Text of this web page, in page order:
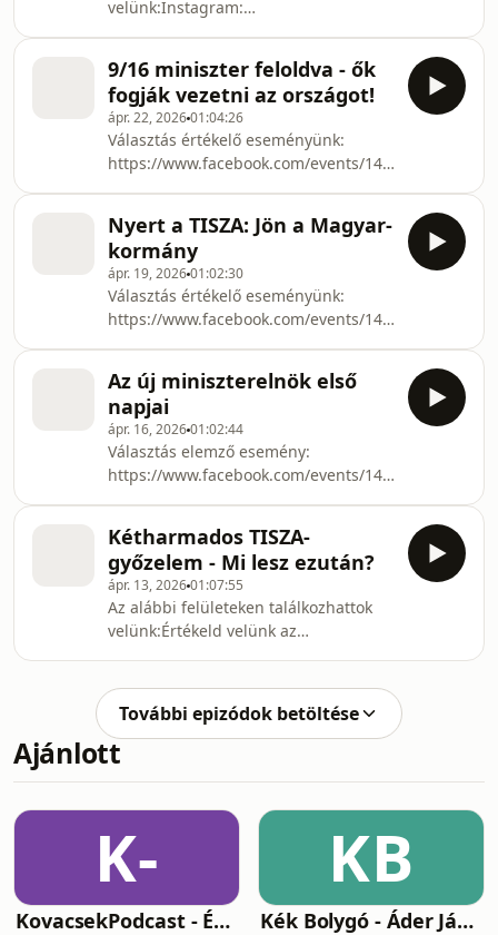
mennyiségben: elemzés, kutatás,
információ, háttér:
https://dullszabolcs.substack.com/Szabolcs
Facebook oldala: https://www
velünk:Instagram:
tartalmakért kövesd Szabit és Samut!
Ötpontban podcast:
https://www.youtube.com/@otpontbanÖtpontban
politikai hírlevél:Belpolitika minden
mennyiségben: elemzés, kutatás,
információ, háttér:
https://dullszabolcs.substack.com/Szabolcs
Facebook oldala: https://www
9/16 miniszter feloldva - ők
fogják vezetni az országot!
ápr. 22, 202601:04:26
Választás értékelő eseményünk:
https://www.facebook.com/events/
https://www.instagram.com/innenestul/TikTok:
https://www.tiktok.com/@innenestulExtra
tartalmakért kövesd Szabit és Samut!
Ötpontban podcast:
https://www.youtube.com/@otpontbanÖtpontban
politikai hírlevél:Belpolitika minden
mennyiségben: elemzés, kutatás,
információ,
Nyert a TISZA: Jön a Magyar-
kormány
ápr. 19, 202601:02:30
Választás értékelő eseményünk:
https://www.facebook.com/events/
https://www.instagram.com/innenestul/TikTok:
https://www.tiktok.com/@innenestulExtra
tartalmakért kövesd Szabit és Samut!
Ötpontban podcast:
https://www.youtube.com/@otpontbanÖtpontban
politikai hírlevél:Belpolitika minden
mennyiségben: elemzés, kutatás,
információ,
Az új miniszterelnök első
napjai
ápr. 16, 202601:02:44
Választás elemző esemény:
https://www.facebook.com/events/
https://www.instagram.com/innenestul/TikTok:
https://www.tiktok.com/@innenestulExtra
tartalmakért kövesd Szabit és Samut!
Ötpontban podcast:
https://www.youtube.com/@otpontbanÖtpontban
politikai hírlevél:Belpolitika minden
mennyiségben: elemzés, kutatás,
információ, hátté
Kétharmados TISZA-
győzelem - Mi lesz ezután?
ápr. 13, 202601:07:55
Az alábbi felületeken találkozhattok
velünk:Értékeld velünk az
https://www.instagram.com/innenestul/TikTok:
https://www.tiktok.com/@innenestulExtra
tartalmakért kövesd Sza
További epizódok betöltése
Ajánlott
K-
KovacsekPodcast - Értékes beszélgetések
KB
Kék Bolygó - Áder János podcastja